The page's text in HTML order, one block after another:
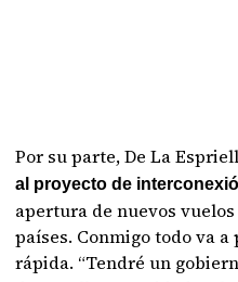
Por su parte, De La
al proyecto de
apertura de nuevos
países. Conmigo todo va
rápida. “Tendré un